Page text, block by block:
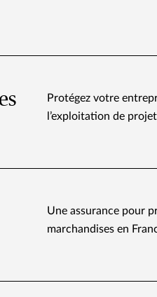
Protégez votre
l’exploitation de
Une assurance pour
marchandises en